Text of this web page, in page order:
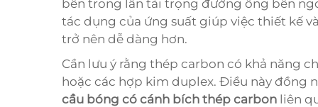
bên trong lẫn tải trọng đường ống bên
tác dụng của ứng suất giúp việc thiết kế
trở nên dễ dàng hơn.
Cần lưu ý rằng thép carbon có khả năng
hoặc các hợp kim duplex. Điều này đồng
cầu bóng có cánh bích thép carbon liên